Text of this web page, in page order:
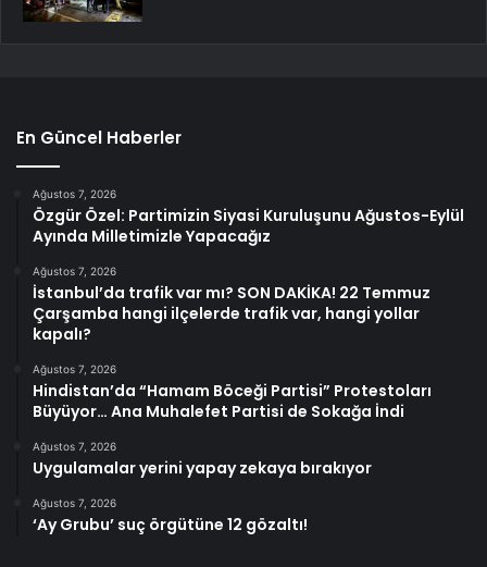
En Güncel Haberler
Ağustos 7, 2026
Özgür Özel: Partimizin Siyasi Kuruluşunu Ağustos-Eylül
Ayında Milletimizle Yapacağız
Ağustos 7, 2026
İstanbul’da trafik var mı? SON DAKİKA! 22 Temmuz
Çarşamba hangi ilçelerde trafik var, hangi yollar
kapalı?
Ağustos 7, 2026
Hindistan’da “Hamam Böceği Partisi” Protestoları
Büyüyor… Ana Muhalefet Partisi de Sokağa İndi
Ağustos 7, 2026
Uygulamalar yerini yapay zekaya bırakıyor
Ağustos 7, 2026
‘Ay Grubu’ suç örgütüne 12 gözaltı!